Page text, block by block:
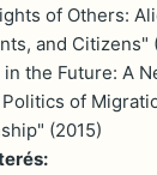
of Others:
and Citizens"
in the Future: A
of
(2015)